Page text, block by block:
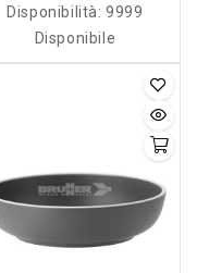
Disponibilità:9999
Disponibile